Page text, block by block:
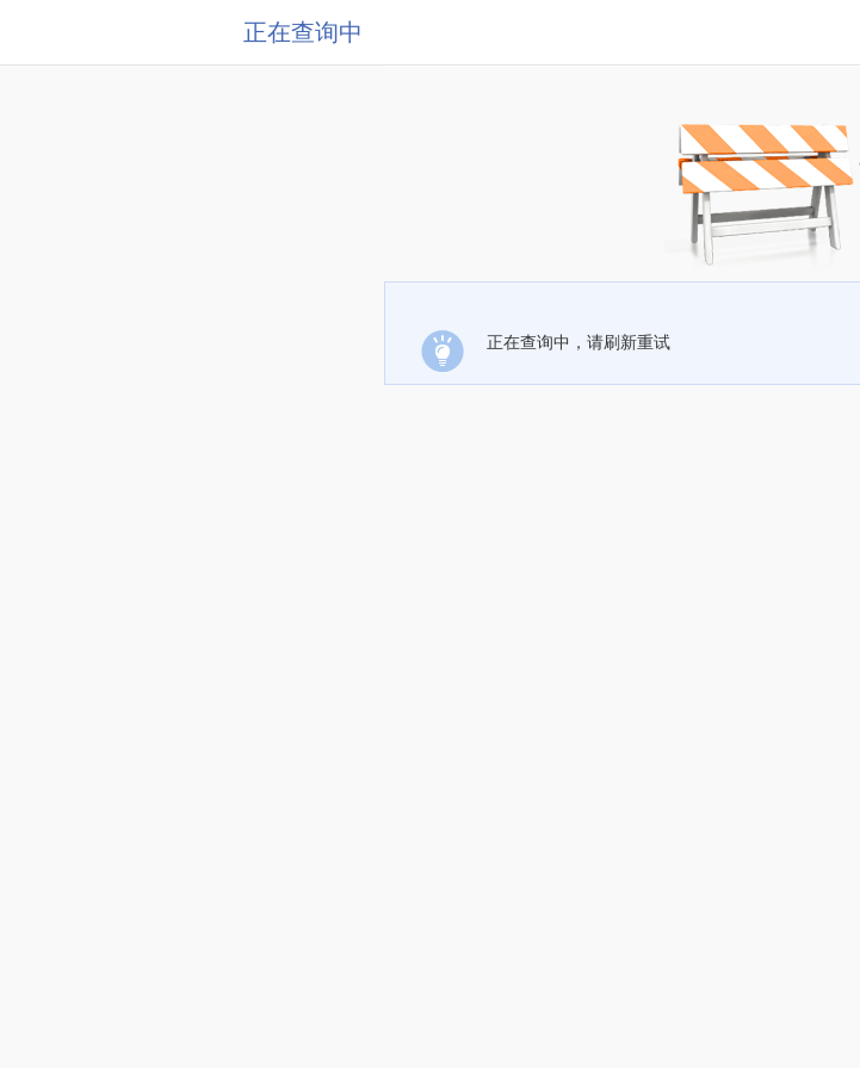
正在查询中
正在查询中，请刷新重试